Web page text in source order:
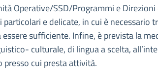
Operative/SSD/Programmi e
e delicate, in cui è necessario
sufficiente. Infine, è prevista la
culturale, di lingua a scelta,
presso cui presta attività.